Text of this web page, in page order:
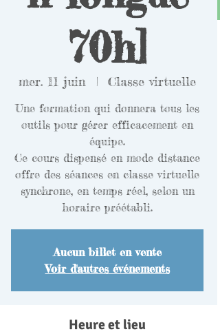
70h]
mer. 11 juin
  |
Classe virtuelle
Une formation qui donnera tous les
outils pour gérer efficacement en
équipe.
Ce cours dispensé en mode distance
offre des séances en classe virtuelle
synchrone, en temps réel, selon un
horaire préétabli.
Aucun billet en vente
Voir d'autres événements
Heure et lieu